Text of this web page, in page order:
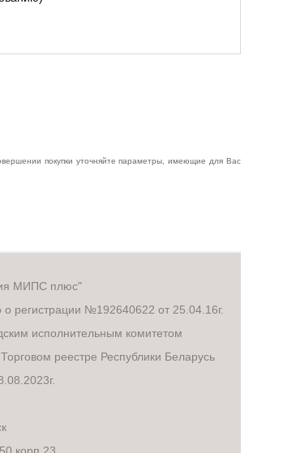
покупки уточняйте параметры, имеющие для Вас
МИПС плюс"
о регистрации №192640622 от 25.04.16г.
исполнительным комитетом
реестре Республики Беларусь